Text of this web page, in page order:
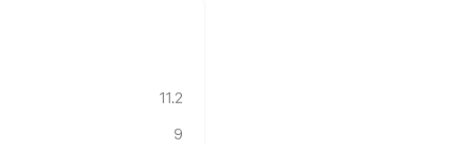
11.2
9